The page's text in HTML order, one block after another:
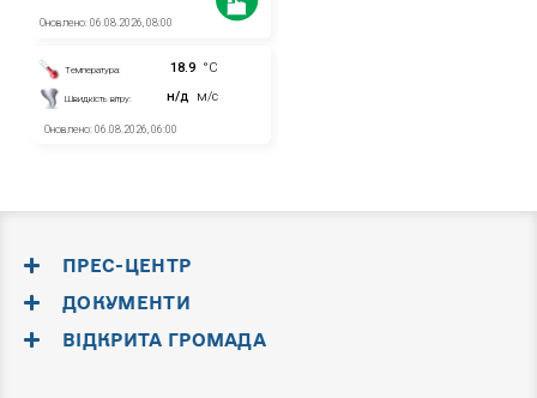
ПРЕС-ЦЕНТР
ДОКУМЕНТИ
ВІДКРИТА ГРОМАДА